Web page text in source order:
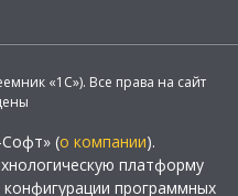
«1С»). Все права на сайт
(о компании).
платформу
программных